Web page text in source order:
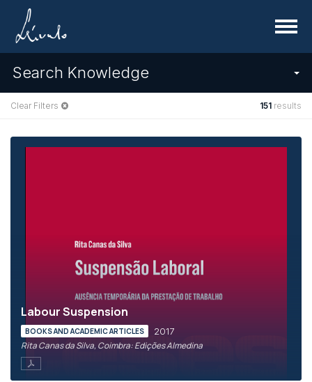
Menu
Search Knowledge
Clear Filters 151 results
Labour Suspension
BOOKS AND ACADEMIC ARTICLES 2017
Rita Canas da Silva, Coimbra: Edições Almedina